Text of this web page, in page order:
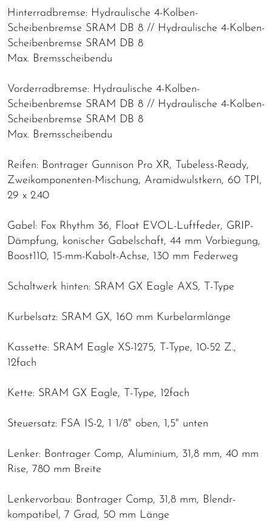
Hinterradbremse: Hydraulische 4-Kolben-
Scheibenbremse SRAM DB 8 // Hydraulische 4-Kolben-
Scheibenbremse SRAM DB 8
Max. Bremsscheibendu
Vorderradbremse: Hydraulische 4-Kolben-
Scheibenbremse SRAM DB 8 // Hydraulische 4-Kolben-
Scheibenbremse SRAM DB 8
Max. Bremsscheibendu
Reifen: Bontrager Gunnison Pro XR, Tubeless-Ready,
Zweikomponenten-Mischung, Aramidwulstkern, 60 TPI,
29 x 2.40
Gabel: Fox Rhythm 36, Float EVOL-Luftfeder, GRIP-
Dämpfung, konischer Gabelschaft, 44 mm Vorbiegung,
Boost110, 15-mm-Kabolt-Achse, 130 mm Federweg
Schaltwerk hinten: SRAM GX Eagle AXS, T-Type
Kurbelsatz: SRAM GX, 160 mm Kurbelarmlänge
Kassette: SRAM Eagle XS-1275, T-Type, 10-52 Z.,
12fach
Kette: SRAM GX Eagle, T-Type, 12fach
Steuersatz: FSA IS-2, 1 1/8" oben, 1,5" unten
Lenker: Bontrager Comp, Aluminium, 31,8 mm, 40 mm
Rise, 780 mm Breite
Lenkervorbau: Bontrager Comp, 31,8 mm, Blendr-
kompatibel, 7 Grad, 50 mm Länge